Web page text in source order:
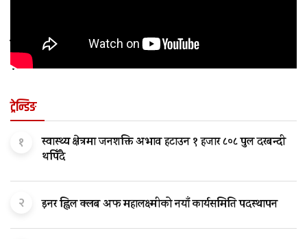
कुन अवस्थामा बच्चालाई शल्यक्रिया आवश्यक पर्छ
?
ट्रेन्डिङ
१
स्वास्थ्य क्षेत्रमा जनशक्ति अभाव हटाउन १ हजार ८०८ पुल दरबन्दी
थपिँदै
२ इनर ह्विल क्लब अफ महालक्ष्मीको नयाँ कार्यसमिति पदस्थापन